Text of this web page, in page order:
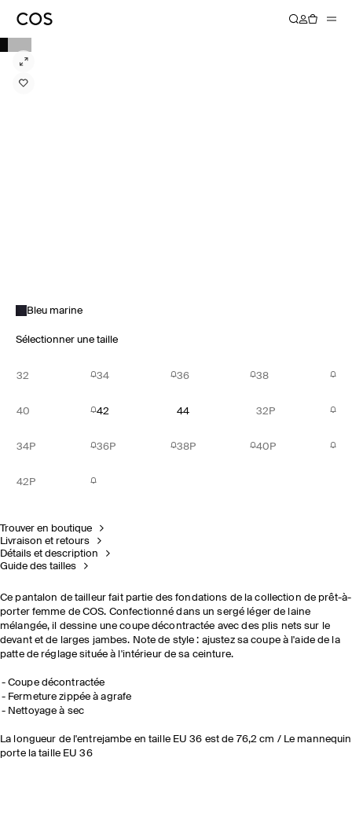
Bleu marine
Sélectionner une taille
32 34 36 38
40 42 44 32P
34P 36P 38P 40P
42P
Trouver en boutique
Livraison et retours
Détails et description
Guide des tailles
Ce pantalon de tailleur fait partie des fondations de la collection de prêt-à-
porter femme de COS. Confectionné dans un sergé léger de laine
mélangée, il dessine une coupe décontractée avec des plis nets sur le
devant et de larges jambes. Note de style : ajustez sa coupe à l'aide de la
patte de réglage située à l'intérieur de sa ceinture.
Coupe décontractée
Fermeture zippée à agrafe
Nettoyage à sec
La longueur de l'entrejambe en taille EU 36 est de 76,2 cm / Le mannequin
porte la taille EU 36